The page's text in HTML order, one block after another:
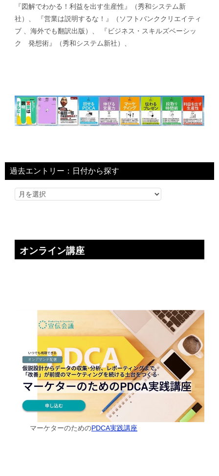
『図解でわかる！利益を出す生産性』（秀和システム新
社）、 『営業は説明するな！』（ソフトバンククリエイティ
ブ 、海外でも翻訳出版）、 『ビジネス・スキルズベーシッ
ク 発想術』（秀和システム新社）、
過去エントリー：日付から探す
オンライン講座
マーケターのためのPDCA実践講座